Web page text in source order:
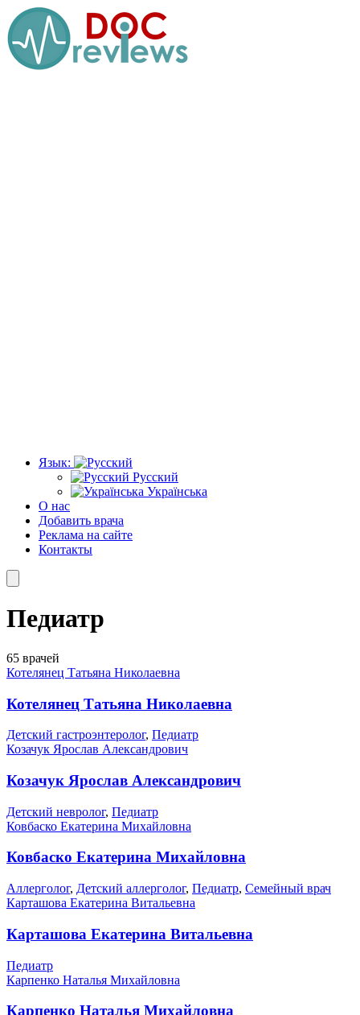
Перейти
к
содержимому
Язык:
Русский
Українська
О нас
Добавить врача
Реклама на сайте
Контакты
Педиатр
65 врачей
Котелянец Татьяна Николаевна
Котелянец Татьяна Николаевна
Детский гастроэнтеролог, Педиатр
Козачук Ярослав Александрович
Козачук Ярослав Александрович
Детский невролог, Педиатр
Ковбаско Екатерина Михайловна
Ковбаско Екатерина Михайловна
Аллерголог, Детский аллерголог, Педиатр, Семейный врач
Карташова Екатерина Витальевна
Карташова Екатерина Витальевна
Педиатр
Карпенко Наталья Михайловна
Карпенко Наталья Михайловна